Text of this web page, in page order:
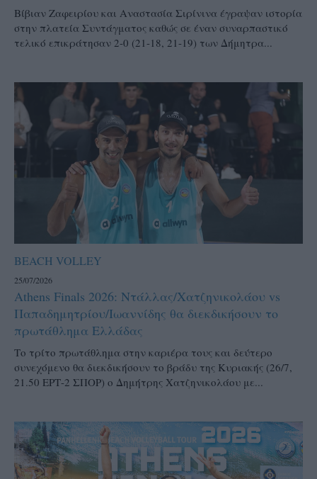
Βίβιαν Ζαφειρίου και Αναστασία Σιρίνινα έγραψαν ιστορία
στην πλατεία Συντάγματος καθώς σε έναν συναρπαστικό
τελικό επικράτησαν 2-0 (21-18, 21-19) των Δήμητρα...
BEACH VOLLEY
25/07/2026
Athens Finals 2026: Ντάλλας/Χατζηνικολάου vs
Παπαδημητρίου/Ιωαννίδης θα διεκδικήσουν το
πρωτάθλημα Ελλάδας
Το τρίτο πρωτάθλημα στην καριέρα τους και δεύτερο
συνεχόμενο θα διεκδικήσουν το βράδυ της Κυριακής (26/7,
21.50 ΕΡΤ-2 ΣΠΟΡ) ο Δημήτρης Χατζηνικολάου με...